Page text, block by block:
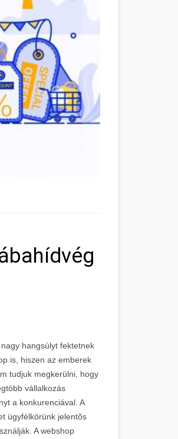
hangsúlyt fektetnek
is, hiszen az emberek
tudjuk megkerülni, hogy
vállalkozás
a konkurenciával. A
ügyfélkörünk jelentõs
A webshop